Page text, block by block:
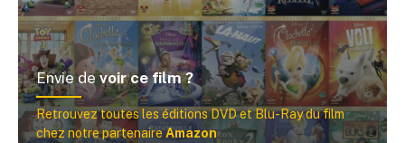
Envie devoir ce film ?
Retrouvez toutes les éditions DVD et Blu-Ray du film
chez notre partenaireAmazon